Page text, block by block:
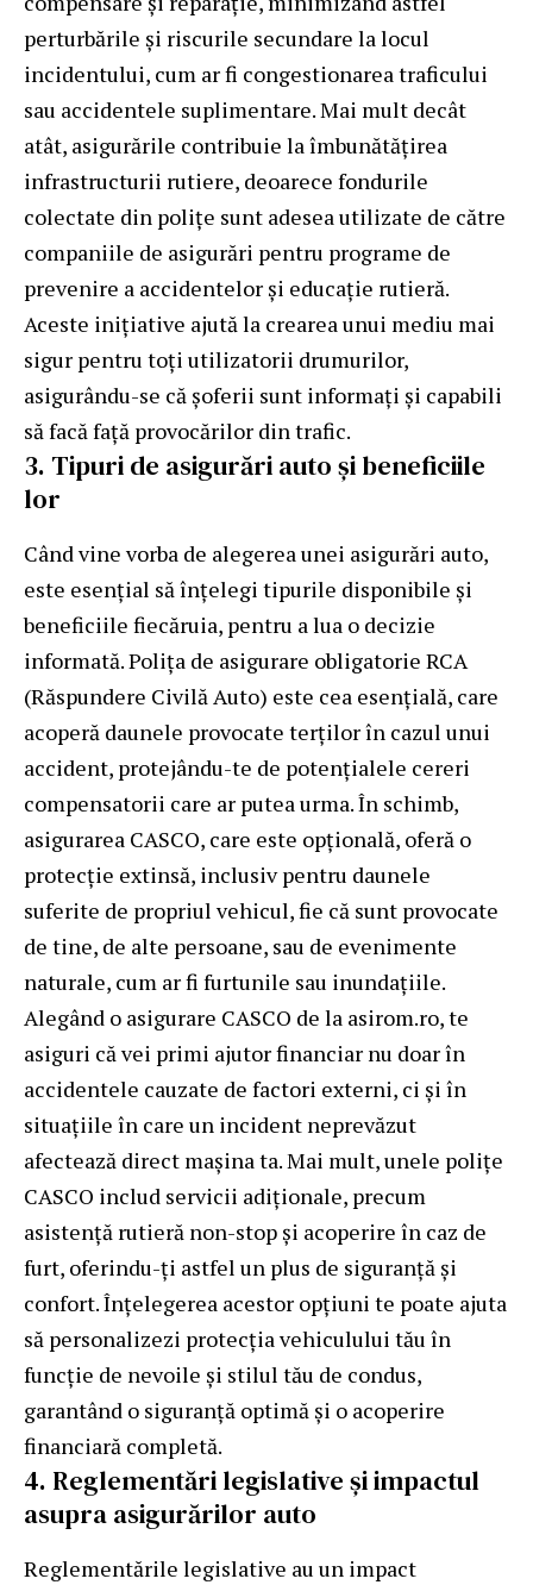
perturbările și riscurile secundare la locul
incidentului, cum ar fi congestionarea traficului
sau accidentele suplimentare. Mai mult decât
atât, asigurările contribuie la îmbunătățirea
infrastructurii rutiere, deoarece fondurile
colectate din polițe sunt adesea utilizate de către
companiile de asigurări pentru programe de
prevenire a accidentelor și educație rutieră.
Aceste inițiative ajută la crearea unui mediu mai
sigur pentru toți utilizatorii drumurilor,
asigurându-se că șoferii sunt informați și capabili
să facă față provocărilor din trafic.
3. Tipuri de asigurări auto și beneficiile
lor
Când vine vorba de alegerea unei asigurări auto,
este esențial să înțelegi tipurile disponibile și
beneficiile fiecăruia, pentru a lua o decizie
informată. Polița de asigurare obligatorie RCA
(Răspundere Civilă Auto) este cea esențială, care
acoperă daunele provocate terților în cazul unui
accident, protejându-te de potențialele cereri
compensatorii care ar putea urma. În schimb,
asigurarea CASCO, care este opțională, oferă o
protecție extinsă, inclusiv pentru daunele
suferite de propriul vehicul, fie că sunt provocate
de tine, de alte persoane, sau de evenimente
naturale, cum ar fi furtunile sau inundațiile.
Alegând o asigurare CASCO de la asirom.ro, te
asiguri că vei primi ajutor financiar nu doar în
accidentele cauzate de factori externi, ci și în
situațiile în care un incident neprevăzut
afectează direct mașina ta. Mai mult, unele polițe
CASCO includ servicii adiționale, precum
asistență rutieră non-stop și acoperire în caz de
furt, oferindu-ți astfel un plus de siguranță și
confort. Înțelegerea acestor opțiuni te poate ajuta
să personalizezi protecția vehiculului tău în
funcție de nevoile și stilul tău de condus,
garantând o siguranță optimă și o acoperire
financiară completă.
4. Reglementări legislative și impactul
asupra asigurărilor auto
Reglementările legislative au un impact